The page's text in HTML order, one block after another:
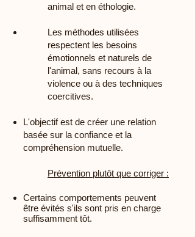
animal et en éthologie.
Les méthodes utilisées
respectent les besoins
émotionnels et naturels de
l'animal, sans recours à la
violence ou à des techniques
coercitives.
L'objectif est de créer une relation
basée sur la confiance et la
compréhension mutuelle.
Prévention plutôt que corriger :
Certains comportements peuvent
être évités s'ils sont pris en charge
suffisamment tôt.